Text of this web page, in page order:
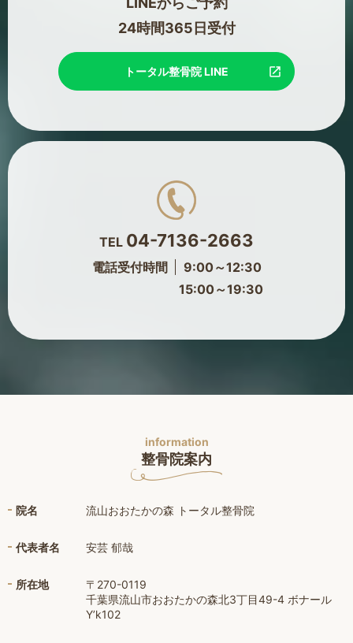
24時間365日受付
トータル整骨院 LINE
TEL 04-7136-2663
電話受付時間
9:00～12:30
15:00～19:30
information
整骨院案内
院名 流山おおたかの森 トータル整骨院
代表者名 安芸 郁哉
所在地
〒270-0119
千葉県流山市おおたかの森北3丁目49-4 ボナール
Y’k102